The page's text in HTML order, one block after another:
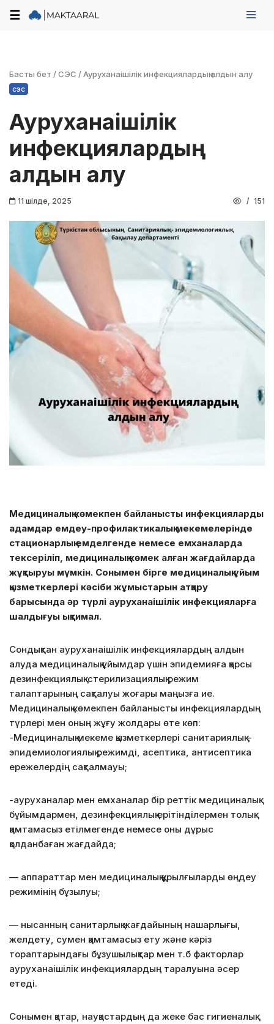
☰
Басты бет /СЭС /Ауруханаішілік инфекциялардың алдын алу
сэс
Ауруханаішілік
инфекциялардың
алдын алу
11 шілде, 2025 151
Медициналық көмекпен байланысты инфекцияларды
адамдар емдеу-профилактикалық мекемелерінде
стационарлық емделгенде немесе емханаларда
тексеріліп, медициналық көмек алған жағдайларда
жұқтыруы мүмкін. Сонымен бірге медициналық ұйым
қызметкерлері кәсіби жұмыстарын атқару
барысында әр түрлі ауруханаішілік инфекцияларға
шалдығуы ықтимал.
Сондықтан ауруханаішілік инфекциялардың алдын
алуда медициналық ұйымдар үшін эпидемияға қарсы
дезинфекциялық-стерилизациялық режим
талаптарының сақталуы жоғары маңызға ие.
Медициналық көмекпен байланысты инфекциялардың
түрлері мен оның жұғу жолдары өте көп:
-Медициналық мекеме қызметкерлері санитариялық –
эпидемиологиялық режимді, асептика, антисептика
ережелердің сақталмауы;
-ауруханалар мен емханалар бір реттік медициналық
бұйымдармен, дезинфекциялық ерітінділермен толық
қамтамасыз етілмегенде немесе оны дұрыс
қолданбаған жағдайда;
— аппараттар мен медициналық құрылғыларды өңдеу
режимінің бұзылуы;
— нысанның санитарлық жағдайының нашарлығы,
желдету, сумен қамтамасыз ету және кәріз
тораптарындағы бұзушылықтар мен т.б факторлар
ауруханаішілік инфекциялардың таралуына әсер
етеді.
Сонымен қатар, науқастардың да жеке бас гигиеналық